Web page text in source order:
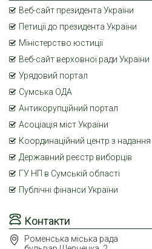
Контакти
Роменська міська рада
Веб-сайт президента України
Петиції до президента України
Міністерство юстиції
Веб-сайт верховної ради України
Урядовий портал
Сумська ОДА
Антикорупційний портал
Асоціація міст України
Координаційний центр з
Державний реєстр виборців
ГУ НП в Сумській області
Публічні фінанси України